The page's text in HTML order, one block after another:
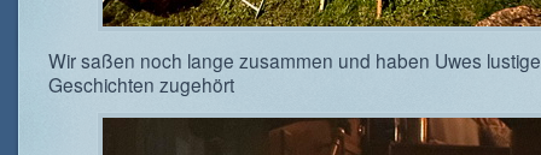
Wir saßen noch lange zusammen und haben Uwes
Geschichten zugehört